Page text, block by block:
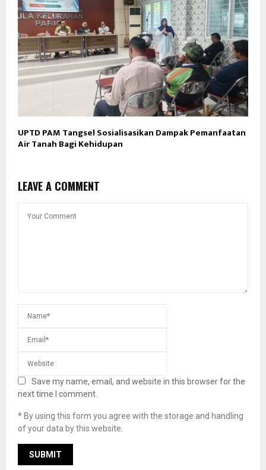
UPTD PAM Tangsel Sosialisasikan Dampak Pemanfaatan
Air Tanah Bagi Kehidupan
LEAVE A COMMENT
Save my name, email, and website in this browser for the
next time I comment.
* By using this form you agree with the storage and handling
of your data by this website.